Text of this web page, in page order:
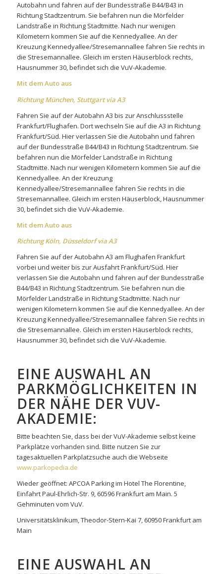
Autobahn und fahren auf der Bundesstraße B44/B43 in
Richtung Stadtzentrum. Sie befahren nun die Mörfelder
Landstraße in Richtung Stadtmitte. Nach nur wenigen
Kilometern kommen Sie auf die Kennedyallee. An der
Kreuzung Kennedyallee/Stresemannallee fahren Sie rechts in
die Stresemannallee. Gleich im ersten Häuserblock rechts,
Hausnummer 30, befindet sich die VuV-Akademie.
Mit dem Auto aus
Richtung München, Stuttgart via A3
Fahren Sie auf der Autobahn A3 bis zur Anschlussstelle
Frankfurt/Flughafen. Dort wechseln Sie auf die A3 in Richtung
Frankfurt/Süd. Hier verlassen Sie die Autobahn und fahren
auf der Bundesstraße B44/B43 in Richtung Stadtzentrum. Sie
befahren nun die Mörfelder Landstraße in Richtung
Stadtmitte. Nach nur wenigen Kilometern kommen Sie auf die
Kennedyallee. An der Kreuzung
Kennedyallee/Stresemannallee fahren Sie rechts in die
Stresemannallee. Gleich im ersten Häuserblock, Hausnummer
30, befindet sich die VuV-Akademie.
Mit dem Auto aus
Richtung Köln, Düsseldorf via A3
Fahren Sie auf der Autobahn A3 am Flughafen Frankfurt
vorbei und weiter bis zur Ausfahrt Frankfurt/Süd. Hier
verlassen Sie die Autobahn und fahren auf der Bundesstraße
B44/B43 in Richtung Stadtzentrum. Sie befahren nun die
Mörfelder Landstraße in Richtung Stadtmitte. Nach nur
wenigen Kilometern kommen Sie auf die Kennedyallee. An der
Kreuzung Kennedyallee/Stresemannallee fahren Sie rechts in
die Stresemannallee. Gleich im ersten Häuserblock rechts,
Hausnummer 30, befindet sich die VuV-Akademie.
EINE AUSWAHL AN
PARKMÖGLICHKEITEN IN
DER NÄHE DER VUV-
AKADEMIE:
Bitte beachten Sie, dass bei der VuV-Akademie selbst keine
Parkplätze vorhanden sind. Bitte nutzen Sie zur
tagesaktuellen Parkplatzsuche auch die Webseite
www.parkopedia.de
Wieder geöffnet: APCOA Parking im Hotel The Florentine,
Einfahrt Paul-Ehrlich-Str. 9, 60596 Frankfurt am Main. 5
Gehminuten vom VuV.
Universitätsklinikum, Theodor-Stern-Kai 7, 60950 Frankfurt am
Main
EINE AUSWAHL AN